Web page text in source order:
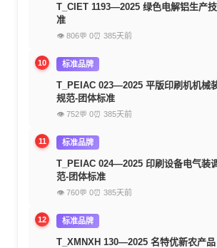
T_CIET 1193—2025 绿色电解铝生产
准
👁 806💬 0⏰ 385天前
10 标准品牌
T_PEIAC 023—2025 平版印刷机机械
规范-团体标准
👁 752💬 0⏰ 385天前
11 标准品牌
T_PEIAC 024—2025 印刷设备电气装
范-团体标准
👁 760💬 0⏰ 385天前
12 标准品牌
T_XMNXH 130—2025 名特优新农产